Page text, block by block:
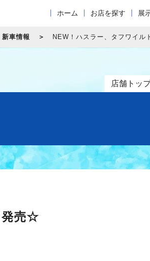
ホーム お店を探す 展
新車情報 NEW！ハスラー、タフワイル
店舗トッ
発売☆